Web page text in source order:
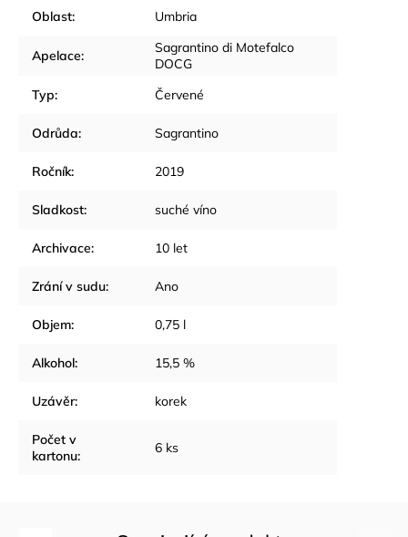
Oblast: Umbria
Apelace:
Sagrantino di Motefalco
DOCG
Typ: Červené
Odrůda: Sagrantino
Ročník: 2019
Sladkost: suché víno
Archivace: 10 let
Zrání v sudu: Ano
Objem: 0,75 l
Alkohol: 15,5 %
Uzávěr: korek
Počet v
kartonu: 6 ks